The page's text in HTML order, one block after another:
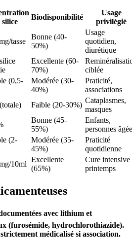
silice
Biodisponibilité
Usage
privilégié
tasse
Bonne (40-
50%)
Usage
quotidien,
diurétique
Excellente (60-
70%)
ciblée
(0,5-
Modérée (30-
40%)
Praticité,
associations
Faible (20-30%)
Cataplasmes,
masques
Bonne (45-
55%)
Enfants,
personnes
(2-
Modérée (35-
45%)
Praticité
quotidienne
10ml
Excellente
(65%)
Cure intensive
printemps
avec lithium et
(furosémide, hydrochlorothiazide).
médicalisé si association.